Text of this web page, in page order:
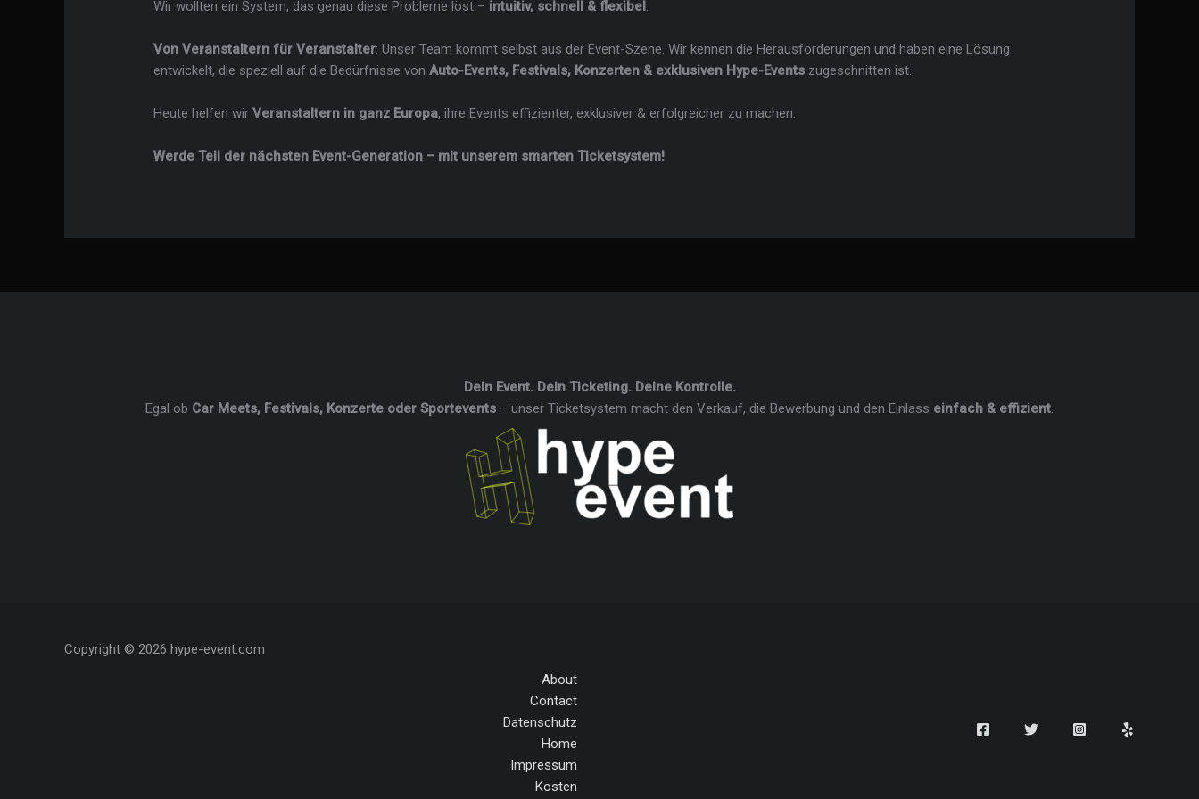
Wir wollten ein System, das genau diese Probleme löst – intuitiv, schnell & flexibel
Von Veranstaltern für Veranstalter: Unser Team kommt selbst aus der Event-Szene. Wir kennen die Herausforderungen und haben eine Lösung
entwickelt, die speziell auf die Bedürfnisse vonAuto-Events, Festivals, Konzerten & exklusiven Hype-Events zugeschnitten ist.
Heute helfen wirVeranstaltern in ganz Europa, ihre Events effizienter, exklusiver & erfolgreicher zu machen.
Werde Teil der nächsten Event-Generation – mit unserem smarten Ticketsystem!
Dein Event. Dein Ticketing. Deine Kontrolle.
Egal ob Car Meets, Festivals, Konzerte oder Sportevents – unser Ticketsystem macht den Verkauf, die Bewerbung und den Einlass einfach & effizient.
Copyright © 2026 hype-event.com
About
Contact
Datenschutz
Home
Impressum
Kosten